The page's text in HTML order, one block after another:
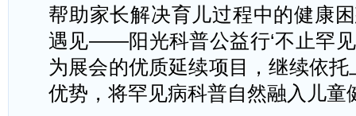
帮助家长解决育儿过程中的健康
遇见——阳光科普公益行‘不止罕见
为展会的优质延续项目，继续依
优势，将罕见病科普自然融入儿童